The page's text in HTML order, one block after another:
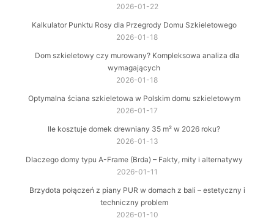
2026-01-22
Kalkulator Punktu Rosy dla Przegrody Domu Szkieletowego
2026-01-18
Dom szkieletowy czy murowany? Kompleksowa analiza dla
wymagających
2026-01-18
Optymalna ściana szkieletowa w Polskim domu szkieletowym
2026-01-17
Ile kosztuje domek drewniany 35 m² w 2026 roku?
2026-01-13
Dlaczego domy typu A-Frame (Brda) – Fakty, mity i alternatywy
2026-01-11
Brzydota połączeń z piany PUR w domach z bali – estetyczny i
techniczny problem
2026-01-10